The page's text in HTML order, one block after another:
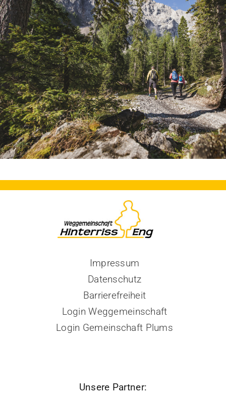
Impressum
Datenschutz
Barrierefreiheit
Login Weggemeinschaft
Login Gemeinschaft Plums
Unsere Partner: